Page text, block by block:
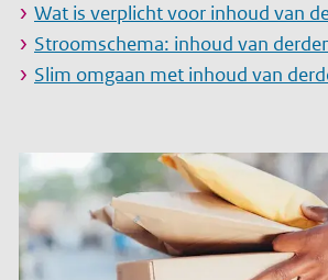
Wat is verplicht voor inhoud van
Stroomschema: inhoud van
Slim omgaan met inhoud van